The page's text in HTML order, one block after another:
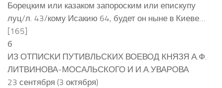
Борецким или казаком запороским или епискупу
луц/л. 43/кому Исакию 64, будет он ныне в Киеве…
[165]
б
ИЗ ОТПИСКИ ПУТИВЛЬСКИХ ВОЕВОД КНЯЗЯ А.Ф.
ЛИТВИНОВА-МОСАЛЬСКОГО И И.А.УВАРОВА
23 сентября (3 октября)